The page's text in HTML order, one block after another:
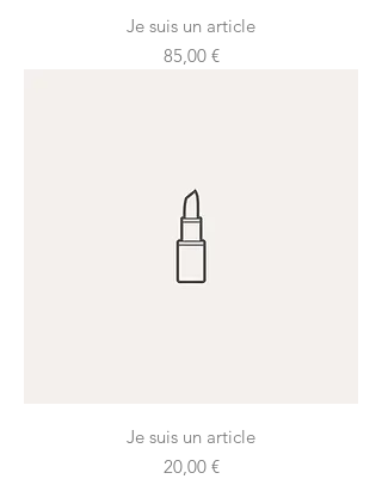
Je suis un article
Prix
85,00 €
Je suis un article
Prix
20,00 €